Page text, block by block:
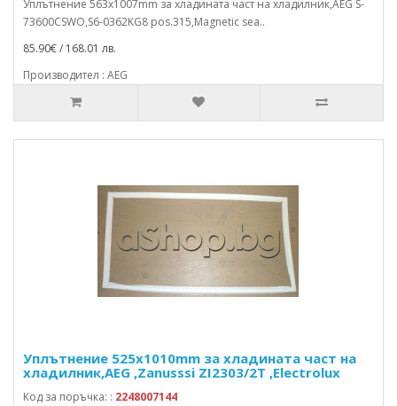
Уплътнение 563x1007mm за хладината част на хладилник,AEG S-
73600CSWO,S6-0362KG8 pos.315,Magnetic sea..
85.90€ / 168.01 лв.
Производител : AEG
Уплътнение 525x1010mm за хладината част на
хладилник,AEG ,Zanusssi ZI2303/2T ,Electrolux
Код за поръчка: : 2248007144